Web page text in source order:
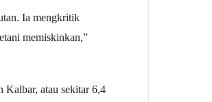
Ia mengkritik
memiskinkan,”
Kalbar, atau sekitar 6,4